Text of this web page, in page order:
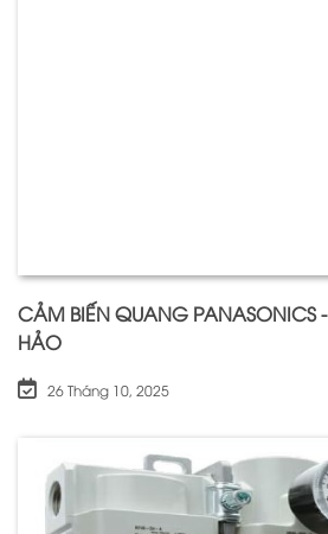
CẢM BIẾN QUANG PANASONICS
HẢO
26 Tháng 10, 2025